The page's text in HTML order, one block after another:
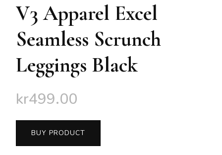
V3 Apparel Excel
Seamless Scrunch
Leggings Black
kr499.00
BUY PRODUCT